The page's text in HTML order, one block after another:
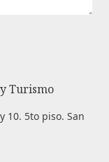
Turismo
10. 5to piso. San